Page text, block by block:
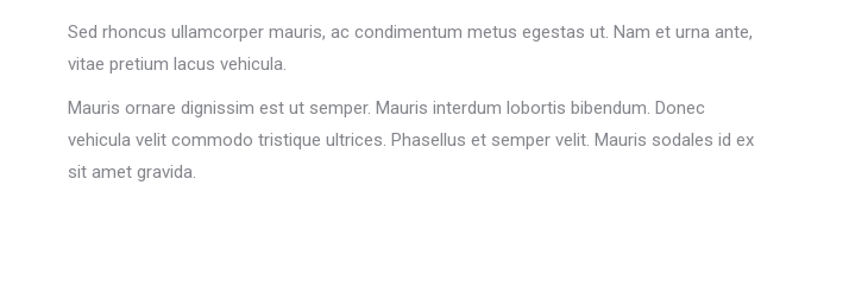
Sed rhoncus ullamcorper mauris, ac condimentum metus egestas ut. Nam et urna ante,
vitae pretium lacus vehicula.
Mauris ornare dignissim est ut semper. Mauris interdum lobortis bibendum. Donec
vehicula velit commodo tristique ultrices. Phasellus et semper velit. Mauris sodales id ex
sit amet gravida.